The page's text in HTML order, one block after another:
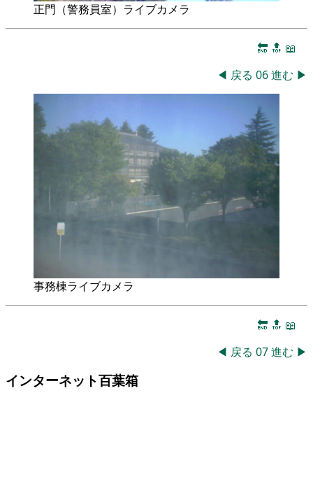
正門（警務員室）ライブカメラ
🔚 🔝 📖
◀ 戻る 06進む ▶
事務棟ライブカメラ
🔚 🔝 📖
◀ 戻る 07進む ▶
インターネット百葉箱